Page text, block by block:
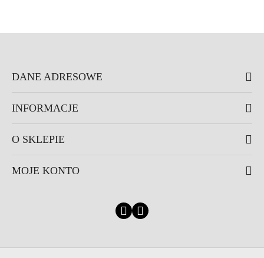
DANE ADRESOWE
INFORMACJE
O SKLEPIE
MOJE KONTO